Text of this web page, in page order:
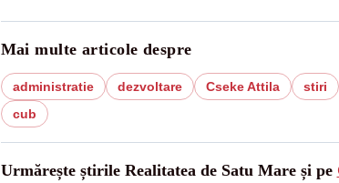
Mai multe articole despre
administratie dezvoltare Cseke Attila stiri
cub
Urmărește știrile Realitatea de Satu Mare și pe